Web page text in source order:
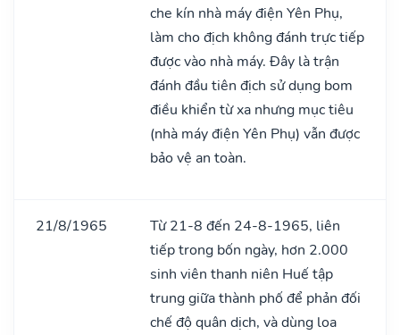
che kín nhà máy điện Yên Phụ,
làm cho địch không đánh trực tiếp
được vào nhà máy. Đây là trận
đánh đầu tiên địch sử dụng bom
điều khiển từ xa nhưng mục tiêu
(nhà máy điện Yên Phụ) vẫn được
bảo vệ an toàn.
21/8/1965
Từ 21-8 đến 24-8-1965, liên
tiếp trong bốn ngày, hơn 2.000
sinh viên thanh niên Huế tập
trung giữa thành phố để phản đối
chế độ quân dịch, và dùng loa